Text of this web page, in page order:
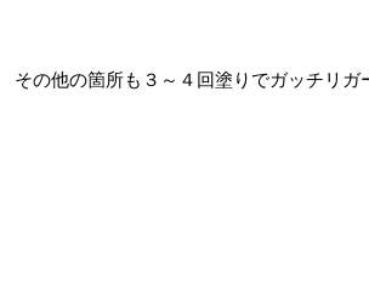
その他の箇所も３～４回塗りでガッチリガ